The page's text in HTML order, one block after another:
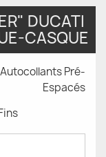
DUCATI
CASQUE
Autocollants Pré-
Espacés